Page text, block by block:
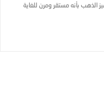
الذهب بأنه مستقر ومرن للغاية